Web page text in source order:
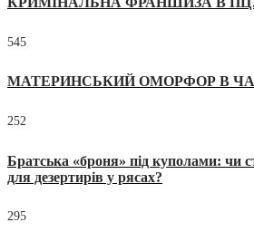
545
МАТЕРИНСЬКИЙ ОМОРФОР В
252
Братська «броня» під куполами: чи
для дезертирів у рясах?
295